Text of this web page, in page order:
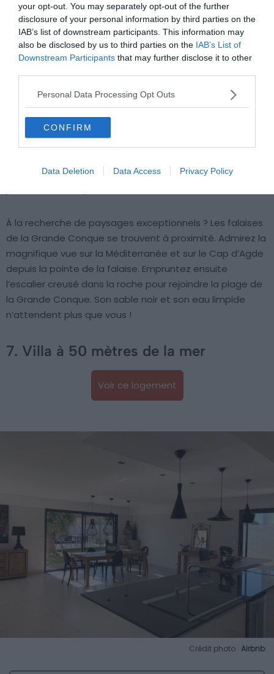
your opt-out. You may separately opt-out of the further
disclosure of your personal information by third parties on the
IAB’s list of downstream participants. This information may
also be disclosed by us to third parties on the IAB’s List of
Downstream Participants that may further disclose it to other
Personal Data Processing Opt Outs
CONFIRM
Data Deletion Data Access Privacy Policy
Crédit photo :
: proche des falaises de la Grande
Conque
d’Agde est un cocon douillet où se relaxer après une
À la recherche de paysages exceptionnels ? Les falaises
de la Grande Conque se trouvent à proximité. Admirez la
magnifique vue sur la Méditerranée et sur le Cap d’Agde
depuis la pointe de la falaise. Empruntez ensuite
l’escalier creusé dans la roche pour rejoindre la plage de
la Grande Conque. Son sable noir et son eau limpide
n’attendent plus que vous !
7. Villa à 50 mètres de la mer
Voir ce logement
Crédit photo : Airbnb